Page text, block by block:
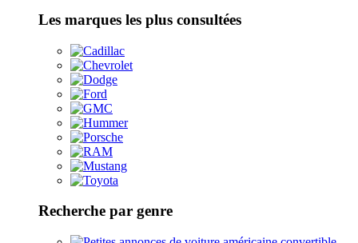
Les marques les plus consultées
Recherche par genre